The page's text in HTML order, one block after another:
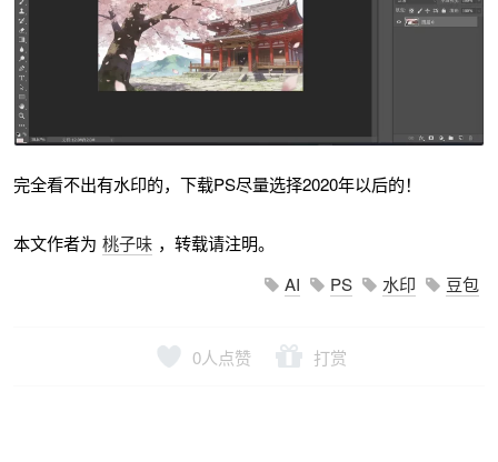
完全看不出有水印的，下载PS尽量选择2020年以后的！
本文作者为 桃子味 ，转载请注明。
AI
PS 水印 豆包
0人点赞 打赏